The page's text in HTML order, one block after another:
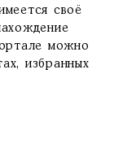
своё
можно
избранных